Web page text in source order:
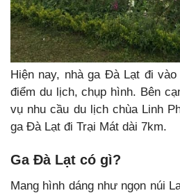
Hiện nay, nhà ga Đà Lạt đi
điểm du lịch, chụp hình. Bên
vụ nhu cầu du lịch chùa Linh
ga Đà Lạt đi Trại Mát dài 7km.
Ga Đà Lạt có gì?
Mang hình dáng như ngọn núi